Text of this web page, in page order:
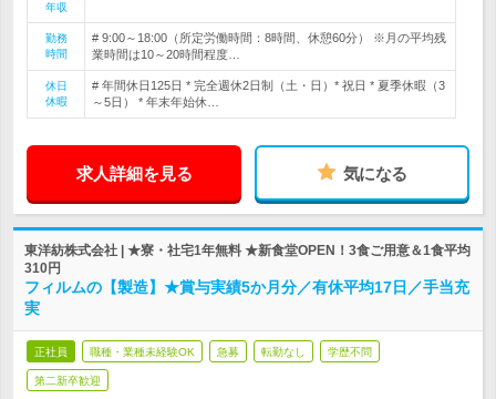
年収
勤務
時間
# 9:00～18:00（所定労働時間：8時間、休憩60分） ※月の平均残
業時間は10～20時間程度…
休日
休暇
# 年間休日125日 * 完全週休2日制（土・日）* 祝日 * 夏季休暇（3
～5日） * 年末年始休…
求人詳細を見る 気になる
東洋紡株式会社 | ★寮・社宅1年無料 ★新食堂OPEN！3食ご用意＆1食平均
310円
フィルムの【製造】★賞与実績5か月分／有休平均17日／手当充
実
正社員 職種・業種未経験OK 急募 転勤なし 学歴不問
第二新卒歓迎